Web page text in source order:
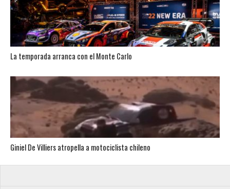
La temporada arranca con el Monte Carlo
Giniel De Villiers atropella a motociclista chileno